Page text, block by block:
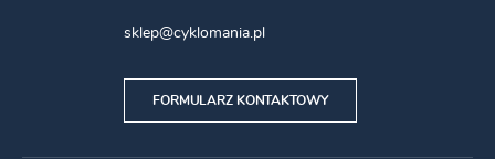
sklep@cyklomania.pl
FORMULARZ KONTAKTOWY